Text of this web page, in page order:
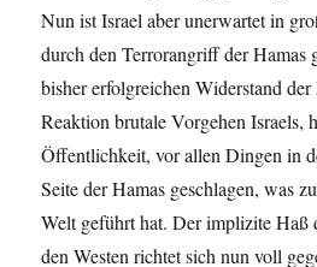
Nun ist Israel aber unerwartet in
durch den Terrorangriff der Hamas
bisher erfolgreichen Widerstand der
Reaktion brutale Vorgehen Israels,
Öffentlichkeit, vor allen Dingen in
Seite der Hamas geschlagen, was
Welt geführt hat. Der implizite Haß
den Westen richtet sich nun voll